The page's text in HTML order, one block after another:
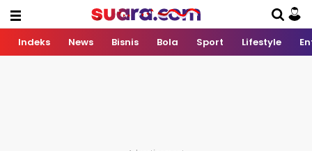
Indeks News Bisnis Bola Sport Lifestyle